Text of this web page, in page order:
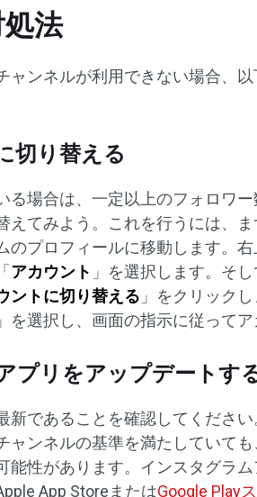
法
ャンネルが利用できない場合、
切り替える
る場合は、一定以上のフォロワ
えてみよう。これを行うには、ま
のプロフィールに移動します。
アカウント 」を選択します。そ
ントに切り替える 」をクリック
」を選択し、画面の指示に従って
プリをアップデートす
新であることを確認してくださ
ャンネルの基準を満たしていて
能性があります。インスタグラ
App StoreまたはGoogle Play